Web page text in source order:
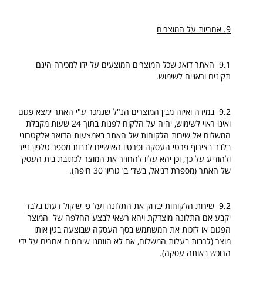
9. אחריות על המוצרים
9.1 האתר דואג שכל המוצרים המוצעים על ידו למכירה הינם
תקינים וראויים לשימוש.
9.2 במידה ואיזה מבין המוצרים הנ"ל שנמכר ע"י האתר ימצא פגום
ואינו ראוי לשימוש, יהיה על הלקוח לפנות בתוך 24 שעות מקבלת
המשלוח אל שירות הלקוחות של האתר באמצעות הדואר אלקטרוני
בלבד בצירוף פרטי העסקה ופרטיו האישיים לרבות מספר טלפון נייד
ולהודיע על כך, וכן יהא עליו להחזיר את המוצר לכתובת בית העסק
של האתר (מספרת דניאל, בשד' בן גוריון 30 חיפה).
9.2 שירות הלקוחות יבדוק את התלונה ועל פי שיקול דעתו בלבד
יקבע אם התלונה מוצדקת ויהא רשאי לבצע החלפה של המוצר
הפגום או לזכות את המשתמש בסך העסקה שבוצעה בגין אותו
מוצר (לרבות בעלות המשלוח, אם לא הוזמנו שירותים אחרים על ידי
הרוכש באותה עסקה).